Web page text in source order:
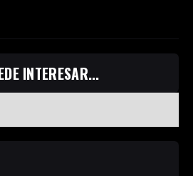
INTERESAR...